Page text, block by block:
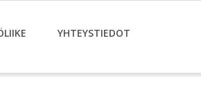
YHTEYSTIEDOT